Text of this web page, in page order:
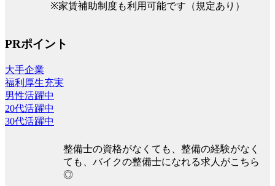
※家賃補助制度も利用可能です（規定あり）
PRポイント
大手企業
福利厚生充実
男性活躍中
20代活躍中
30代活躍中
整備士の資格がなくても、整備の経験がなく
ても、バイクの整備士になれる求人がこちら
◎